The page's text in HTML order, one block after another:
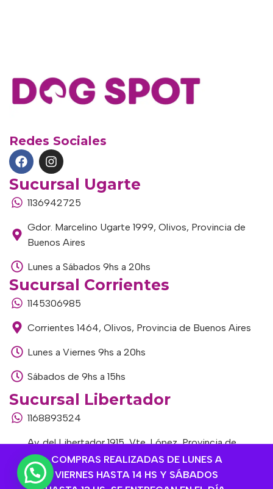
COMPRAS REALIZADAS DE LUNES A
VIERNES HASTA 14 HS Y SÁBADOS
Redes Sociales
Sucursal Ugarte
1136942725
Gdor. Marcelino Ugarte 1999, Olivos, Provincia de
Buenos Aires
Lunes a Sábados 9hs a 20hs
Sucursal Corrientes
1145306985
Corrientes 1464, Olivos, Provincia de Buenos Aires
Lunes a Viernes 9hs a 20hs
Sábados de 9hs a 15hs
Sucursal Libertador
1168893524
Av. del Libertador 1915, Vte. López, Provincia de
Buenos Aires
Lunes a Viernes de 9hs a 13hs / 16hs a 20hs